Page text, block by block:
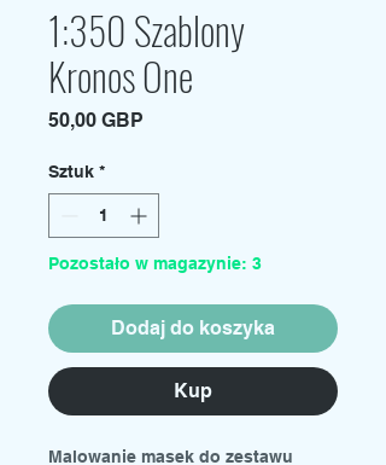
1:350 Szablony
Kronos One
50,00 GBP
Sztuk *
Pozostało w magazynie: 3
Dodaj do koszyka
Kup
Malowanie masek do zestawu